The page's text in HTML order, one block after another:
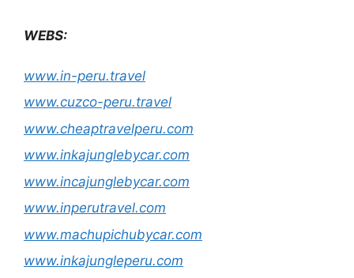
WEBS:
www.in-peru.travel
www.cuzco-peru.travel
www.cheaptravelperu.com
www.inkajunglebycar.com
www.incajunglebycar.com
www.inperutravel.com
www.machupichubycar.com
www.inkajungleperu.com